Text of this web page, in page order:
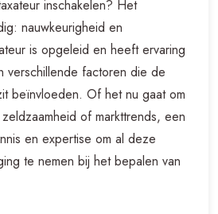
inschakelen? Het
nauwkeurigheid en
is opgeleid en heeft ervaring
verschillende factoren die de
beïnvloeden. Of het nu gaat om
of markttrends, een
en expertise om al deze
te nemen bij het bepalen van